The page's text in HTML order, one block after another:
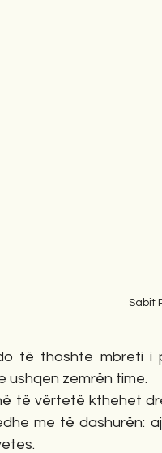
Sabit
të thoshte mbreti i
ushqen zemrën time.
të vërtetë kthehet
me të dashurën: